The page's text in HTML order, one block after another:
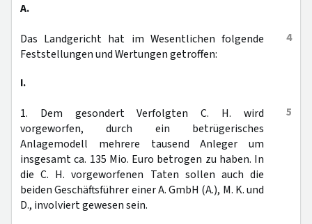
A.
4
Das Landgericht hat im Wesentlichen folgende
Feststellungen und Wertungen getroffen:
I.
5
1. Dem gesondert Verfolgten C. H. wird
vorgeworfen, durch ein betrügerisches
Anlagemodell mehrere tausend Anleger um
insgesamt ca. 135 Mio. Euro betrogen zu haben. In
die C. H. vorgeworfenen Taten sollen auch die
beiden Geschäftsführer einer A. GmbH (A.), M. K. und
D., involviert gewesen sein.